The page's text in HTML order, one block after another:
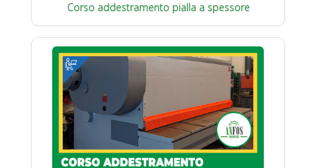
Corso addestramento pialla a spessore